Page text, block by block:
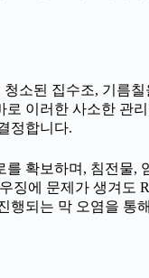
소된 집수조, 기름
이러한 사소한 관리
정합니다.
확보하며, 침전물,
징에 문제가 생겨도
되는 막 오염을 통